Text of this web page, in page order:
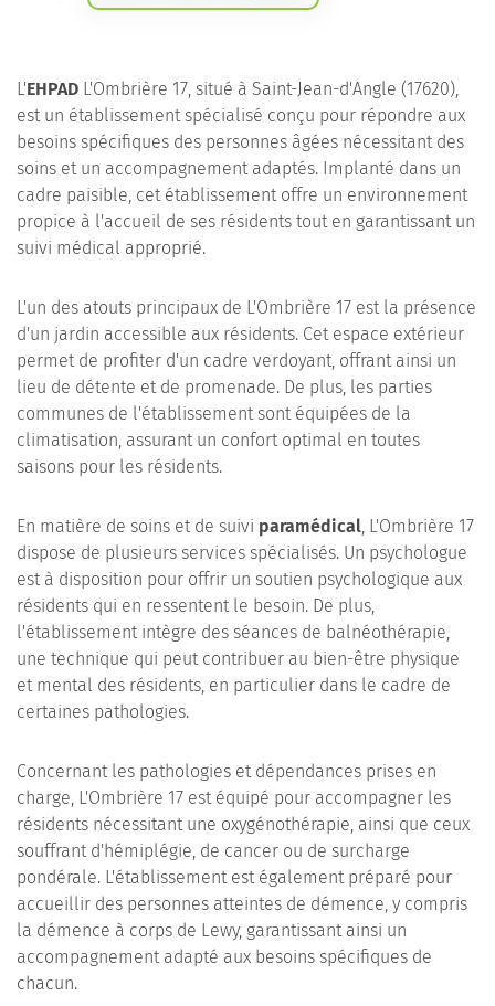
L'EHPAD L'Ombrière 17, situé à Saint-Jean-d'Angle (17620),
est un établissement spécialisé conçu pour répondre aux
besoins spécifiques des personnes âgées nécessitant des
soins et un accompagnement adaptés. Implanté dans un
cadre paisible, cet établissement offre un environnement
propice à l'accueil de ses résidents tout en garantissant un
suivi médical approprié.
L'un des atouts principaux de L'Ombrière 17 est la présence
d'un jardin accessible aux résidents. Cet espace extérieur
permet de profiter d'un cadre verdoyant, offrant ainsi un
lieu de détente et de promenade. De plus, les parties
communes de l'établissement sont équipées de la
climatisation, assurant un confort optimal en toutes
saisons pour les résidents.
En matière de soins et de suivi paramédical, L'Ombrière 17
dispose de plusieurs services spécialisés. Un psychologue
est à disposition pour offrir un soutien psychologique aux
résidents qui en ressentent le besoin. De plus,
l'établissement intègre des séances de balnéothérapie,
une technique qui peut contribuer au bien-être physique
et mental des résidents, en particulier dans le cadre de
certaines pathologies.
Concernant les pathologies et dépendances prises en
charge, L'Ombrière 17 est équipé pour accompagner les
résidents nécessitant une oxygénothérapie, ainsi que ceux
souffrant d'hémiplégie, de cancer ou de surcharge
pondérale. L'établissement est également préparé pour
accueillir des personnes atteintes de démence, y compris
la démence à corps de Lewy, garantissant ainsi un
accompagnement adapté aux besoins spécifiques de
chacun.